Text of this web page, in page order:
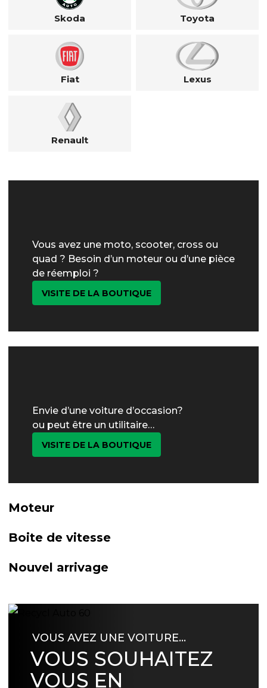
Skoda Toyota
Fiat Lexus
Renault
Vous avez une moto, scooter, cross ou
quad ? Besoin d’un moteur ou d’une pièce
de réemploi ?
VISITE DE LA BOUTIQUE
Envie d’une voiture d’occasion?
ou peut être un utilitaire…
VISITE DE LA BOUTIQUE
Moteur
Boite de vitesse
Nouvel arrivage
VOUS AVEZ UNE VOITURE…
VOUS SOUHAITEZ
VOUS EN